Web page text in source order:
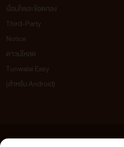
เงื่อนไขและข้อตกลง
Third-Party
Notice
ดาวน์โหลด
Tunwalai Easy
(สำหรับ Android)